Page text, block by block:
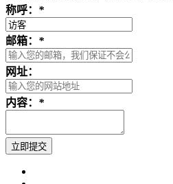
称呼： *
邮箱： *
网址：
内容： *